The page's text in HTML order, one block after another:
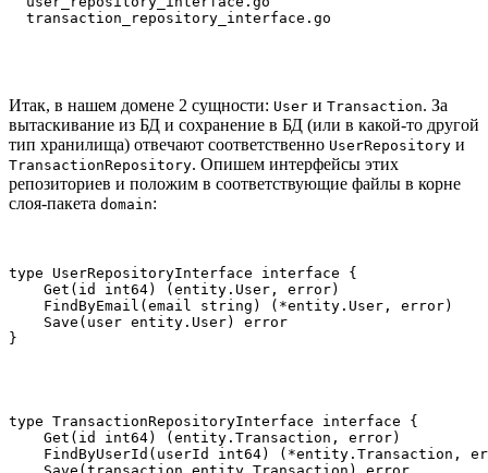
  transaction_repository_interface.go
Итак, в нашем домене 2 сущности: User и Transaction. За
вытаскивание из БД и сохранение в БД (или в какой-то другой
тип хранилища) отвечают соответственно UserRepository и
TransactionRepository. Опишем интерфейсы этих
репозиториев и положим в соответствующие файлы в корне
слоя-пакета domain:
type UserRepositoryInterface interface {
    Get(id int64) (entity.User, error)
    FindByEmail(email string) (*entity.User, error)
    Save(user entity.User) error
}
type TransactionRepositoryInterface interface {
    Get(id int64) (entity.Transaction, error)
FindByUserId(userId int64) (*entity.Transaction,